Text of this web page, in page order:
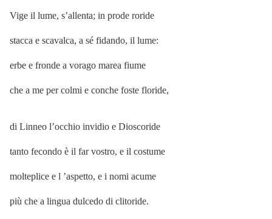
Vige il lume, s’allenta; in prode roride
stacca e scavalca, a sé fidando, il lume:
erbe e fronde a vorago marea fiume
che a me per colmi e conche foste floride,
di Linneo l’occhio invidio e Dioscoride
tanto fecondo è il far vostro, e il costume
molteplice e l ’aspetto, e i nomi acume
più che a lingua dulcedo di clitoride.